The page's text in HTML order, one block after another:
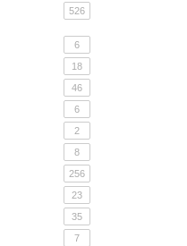
526
6
18
46
6
2
8
256
23
35
7